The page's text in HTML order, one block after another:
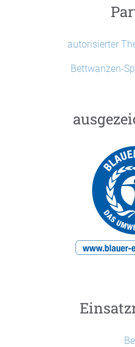
autorisierter
Bettwanzen-